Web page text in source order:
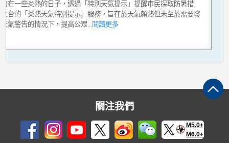
在一些炎熱的日子，透過「特別天氣提示」提醒市民採取防暑措
台的「炎熱天氣特別提示」服務，旨在於天氣頗熱但未至於需要發
氣警告的情況下，提高公眾 ...閱讀更多
關注我們
M5.0+
M6.0+